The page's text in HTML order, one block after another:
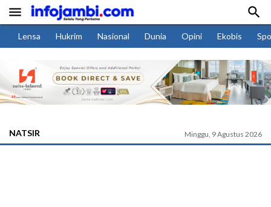
 
Lensa Hukrim Nasional Dunia Opini Ekobis
NATSIR Minggu, 9 Agustus 2026